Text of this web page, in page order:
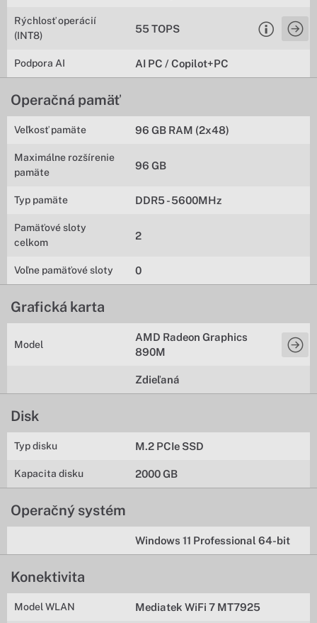
Rýchlosť operácií
(INT8)
55 TOPS
Podpora AI AI PC / Copilot+PC
Operačná pamäť
Veľkosť pamäte 96 GB RAM (2x48)
Maximálne rozšírenie
pamäte
96 GB
Typ pamäte DDR5 - 5600MHz
Pamäťové sloty
celkom
2
Voľne pamäťové sloty 0
Grafická karta
Model
AMD Radeon Graphics
890M
Zdieľaná
Disk
Typ disku M.2 PCIe SSD
Kapacita disku 2000 GB
Operačný systém
Windows 11 Professional 64-bit
Konektivita
Model WLAN Mediatek WiFi 7 MT7925